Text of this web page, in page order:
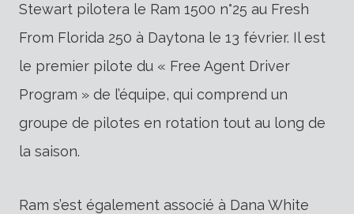
Stewart pilotera le Ram 1500 n°25 au Fresh
From Florida 250 à Daytona le 13 février. Il est
le premier pilote du « Free Agent Driver
Program » de l’équipe, qui comprend un
groupe de pilotes en rotation tout au long de
la saison.
Ram s’est également associé à Dana White